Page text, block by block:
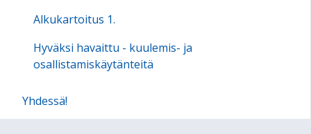
Alkukartoitus 1.
Hyväksi havaittu - kuulemis- ja
osallistamiskäytänteitä
Yhdessä!